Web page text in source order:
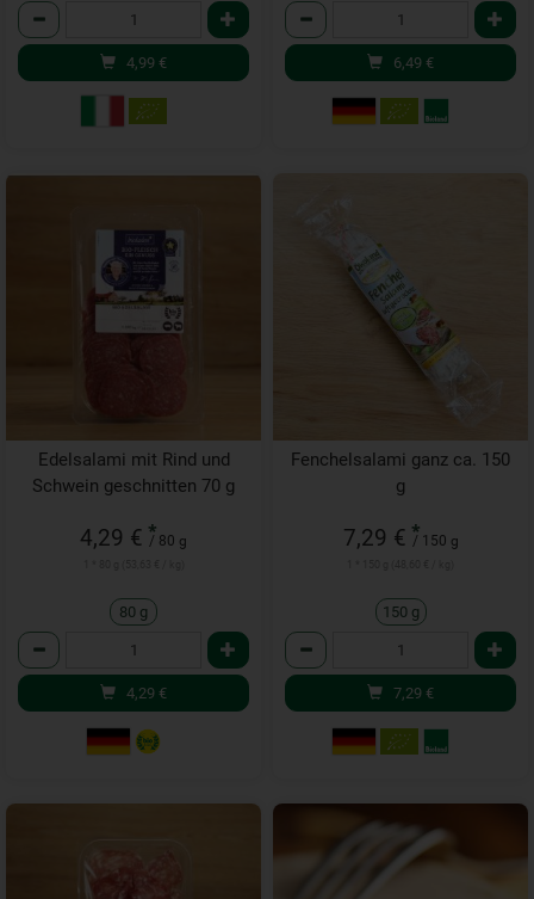
Anzahl
4,99 €
Anzahl
6,49 €
Edelsalami mit Rind und
Schwein geschnitten 70 g
4,29 € *
/ 80 g
80 g
Anzahl
4,29 €
Fenchelsalami ganz ca. 150
g
7,29 € *
/ 150 g
150 g
Anzahl
7,29 €